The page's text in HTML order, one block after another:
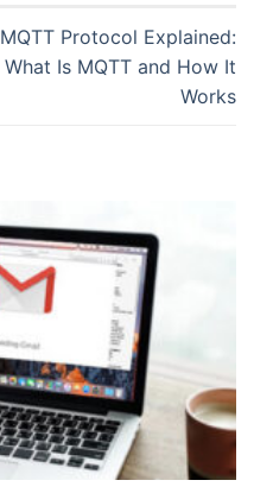
MQTT Protocol Explained:
What Is MQTT and How It
Works